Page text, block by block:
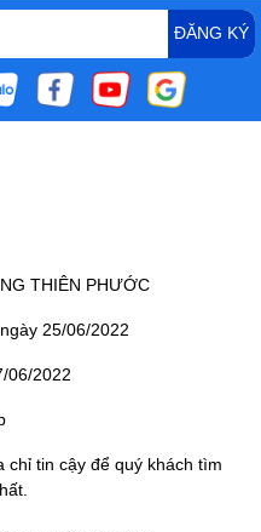
ĐĂNG KÝ
THIÊN PHƯỚC
25/06/2022
06/2022
chỉ tin cậy để quý khách tìm